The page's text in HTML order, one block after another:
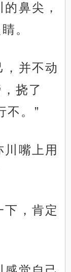
鼻尖，
。
并不动
挠了
不。”
嘴上用
，肯定